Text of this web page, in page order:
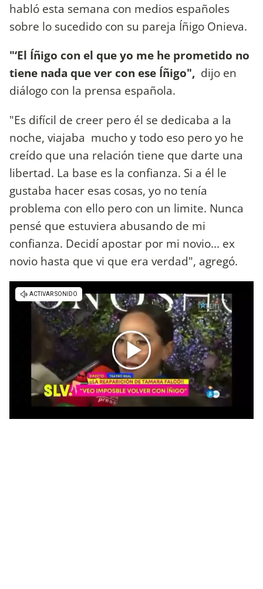
habló esta semana con medios españoles
sobre lo sucedido con su pareja Íñigo Onieva.
"‘El Íñigo con el que yo me he prometido no
tiene nada que ver con ese Íñigo", dijo en
diálogo con la prensa española.
"Es difícil de creer pero él se dedicaba a la
noche, viajaba mucho y todo eso pero yo he
creído que una relación tiene que darte una
libertad. La base es la confianza. Si a él le
gustaba hacer esas cosas, yo no tenía
problema con ello pero con un limite. Nunca
pensé que estuviera abusando de mi
confianza. Decidí apostar por mi novio... ex
novio hasta que vi que era verdad", agregó.